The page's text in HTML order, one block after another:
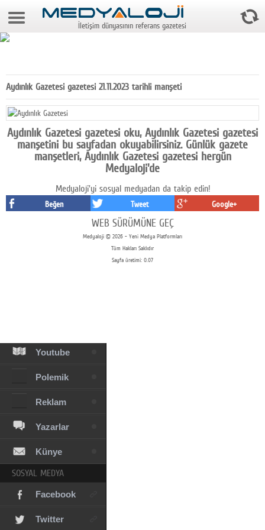
7 Ağustos 2026 19:52:40
Gazeteler
Medya
Reyting-tiraj
Televizyon
Youtube
Polemik
Reklam
Yazarlar
Künye
SOSYAL MEDYA
Facebook
Twitter
İletişim dünyasının referans gazetesi
Aydınlık Gazetesi gazetesi 21.11.2023 tarihli manşeti
Aydınlık Gazetesi gazetesi oku, Aydınlık Gazetesi gazetesi
manşetini bu sayfadan okuyabilirsiniz. Günlük gazete
manşetleri, Aydınlık Gazetesi gazetesi hergün
Medyaloji'de
Medyaloji'yi sosyal medyadan da takip edin!
Beğen Tweet Google+
WEB SÜRÜMÜNE GEÇ
Medyaloji © 2026 - Yeni Medya Platformları
Tüm Hakları Saklıdır
Sayfa üretimi: 0.07